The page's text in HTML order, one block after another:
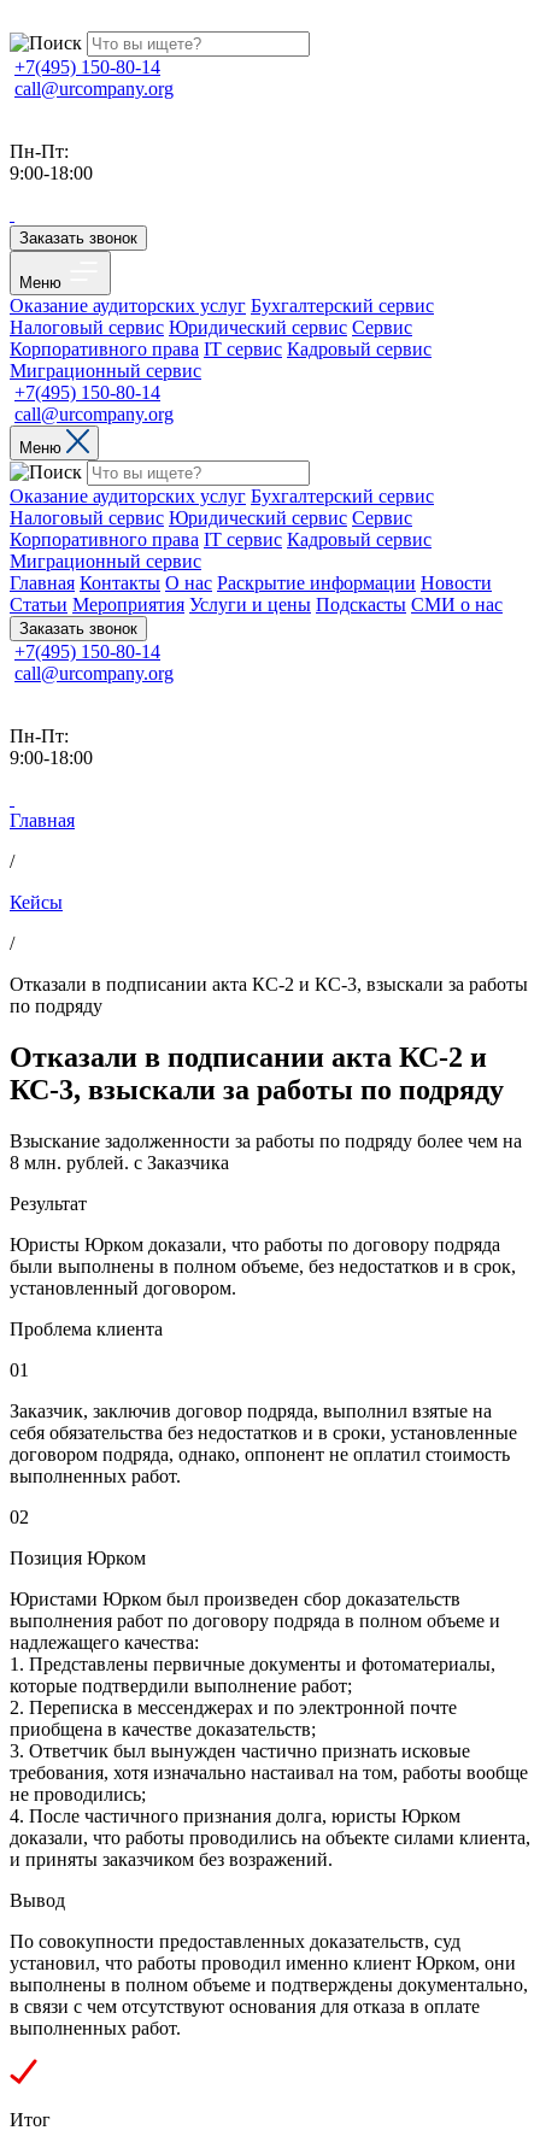
+7(495) 150-80-14
call@urcompany.org
Пн-Пт:
9:00-18:00
Заказать звонок
Меню
Оказание аудиторских услуг Бухгалтерский сервис
Налоговый сервис Юридический сервис Сервис
Корпоративного права IT сервис Кадровый сервис
Миграционный сервис
+7(495) 150-80-14
call@urcompany.org
Меню
Оказание аудиторских услуг Бухгалтерский сервис
Налоговый сервис Юридический сервис Сервис
Корпоративного права IT сервис Кадровый сервис
Миграционный сервис
Главная Контакты О нас Раскрытие информации Новости
Статьи Мероприятия Услуги и цены Подскасты СМИ о нас
Заказать звонок
+7(495) 150-80-14
call@urcompany.org
Пн-Пт:
9:00-18:00
Главная
/
Кейсы
/
Отказали в подписании акта КС-2 и КС-3, взыскали за работы
по подряду
Отказали в подписании акта КС-2 и
КС-3, взыскали за работы по подряду
Взыскание задолженности за работы по подряду более чем на
8 млн. рублей. с Заказчика
Результат
Юристы Юрком доказали, что работы по договору подряда
были выполнены в полном объеме, без недостатков и в срок,
установленный договором.
Проблема клиента
01
Заказчик, заключив договор подряда, выполнил взятые на
себя обязательства без недостатков и в сроки, установленные
договором подряда, однако, оппонент не оплатил стоимость
выполненных работ.
02
Позиция Юрком
Юристами Юрком был произведен сбор доказательств
выполнения работ по договору подряда в полном объеме и
надлежащего качества:
1. Представлены первичные документы и фотоматериалы,
которые подтвердили выполнение работ;
2. Переписка в мессенджерах и по электронной почте
приобщена в качестве доказательств;
3. Ответчик был вынужден частично признать исковые
требования, хотя изначально настаивал на том, работы вообще
не проводились;
4. После частичного признания долга, юристы Юрком
доказали, что работы проводились на объекте силами клиента,
и приняты заказчиком без возражений.
⁠Вывод
По совокупности предоставленных доказательств, суд
установил, что работы проводил именно клиент Юрком, они
выполнены в полном объеме и подтверждены документально,
в связи с чем отсутствуют основания для отказа в оплате
выполненных работ.
Итог